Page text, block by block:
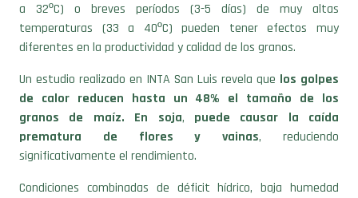
a 32ºC) o breves períodos (3-5 días) de muy altas
temperaturas (33 a 40ºC) pueden tener efectos muy
diferentes en la productividad y calidad de los granos.
Un estudio realizado en INTA San Luis revela que los golpes
de calor reducen hasta un 48% el tamaño de los
granos de maíz. En soja, puede
causar la caída
prematura de flores y vainas, reduciendo
significativamente el rendimiento.
Condiciones combinadas de déficit hídrico, baja humedad